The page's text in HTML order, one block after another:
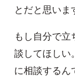
とだと思いま
もし自分で
談してほしい
に相談するん